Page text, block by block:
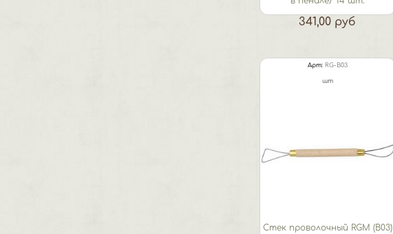
341,00 руб
Арт: RG-B03
шт
Стек проволочный RGM (B03)